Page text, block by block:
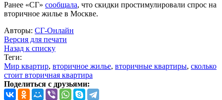
Ранее «СГ» сообщала, что скидки простимулировали спрос на
вторичное жилье в Москве.
Авторы: СГ-Онлайн
Версия для печати
Назад к списку
Теги:
Мир квартир, вторичное жилье, вторичные квартиры, сколько
стоит вторичная квартира
Поделиться с друзьями: